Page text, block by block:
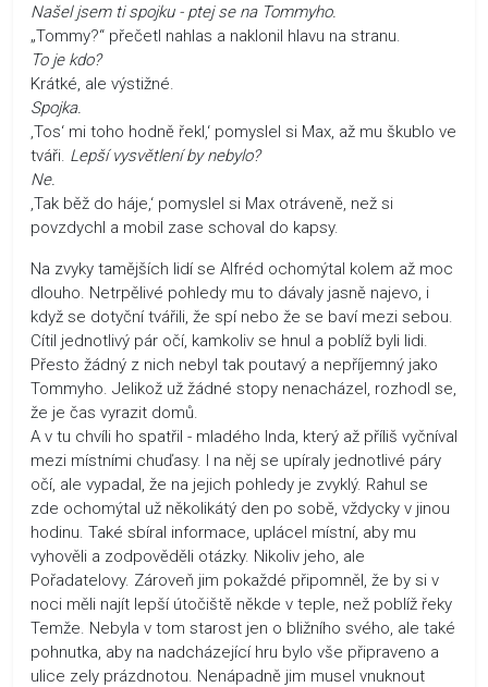
Našel jsem ti spojku - ptej se na Tommyho.
„Tommy?“ přečetl nahlas a naklonil hlavu na stranu.
To je kdo?
Krátké, ale výstižné.
Spojka.
‚Tos‘ mi toho hodně řekl,‘ pomyslel si Max, až mu škublo ve
tváři. Lepší vysvětlení by nebylo?
Ne.
‚Tak běž do háje,‘ pomyslel si Max otráveně, než si
povzdychl a mobil zase schoval do kapsy.
Na zvyky tamějších lidí se Alfréd ochomýtal kolem až moc
dlouho. Netrpělivé pohledy mu to dávaly jasně najevo, i
když se dotyční tvářili, že spí nebo že se baví mezi sebou.
Cítil jednotlivý pár očí, kamkoliv se hnul a poblíž byli lidi.
Přesto žádný z nich nebyl tak poutavý a nepříjemný jako
Tommyho. Jelikož už žádné stopy nenacházel, rozhodl se,
že je čas vyrazit domů.
A v tu chvíli ho spatřil - mladého Inda, který až příliš vyčníval
mezi místními chuďasy. I na něj se upíraly jednotlivé páry
očí, ale vypadal, že na jejich pohledy je zvyklý. Rahul se
zde ochomýtal už několikátý den po sobě, vždycky v jinou
hodinu. Také sbíral informace, uplácel místní, aby mu
vyhověli a zodpověděli otázky. Nikoliv jeho, ale
Pořadatelovy. Zároveň jim pokaždé připomněl, že by si v
noci měli najít lepší útočiště někde v teple, než poblíž řeky
Temže. Nebyla v tom starost jen o bližního svého, ale také
pohnutka, aby na nadcházející hru bylo vše připraveno a
ulice zely prázdnotou. Nenápadně jim musel vnuknout